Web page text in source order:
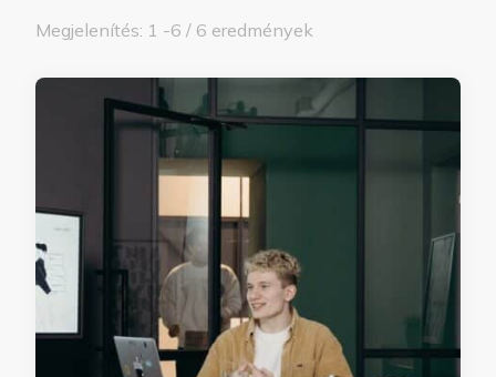
Megjelenítés: 1 -6 / 6 eredmények